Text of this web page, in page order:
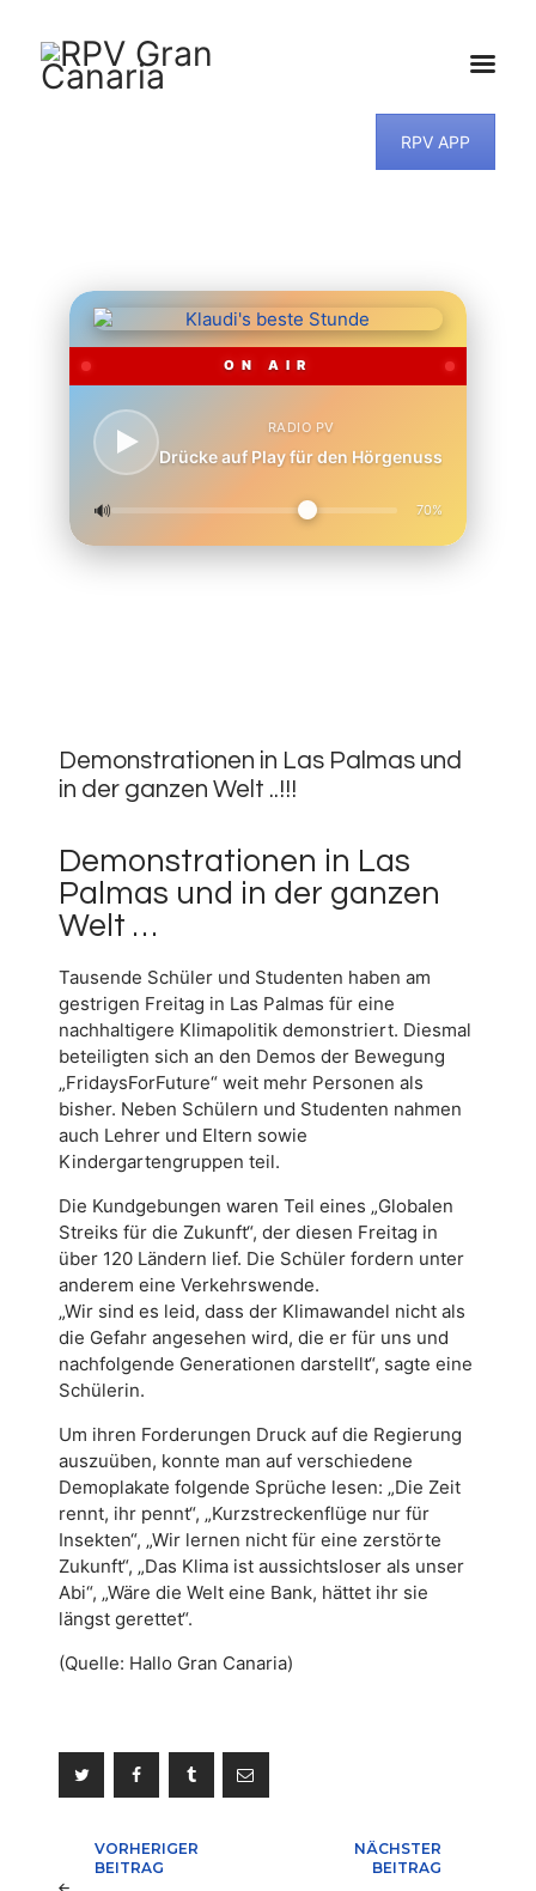
RPV APP
ON AIR
RADIO PV
Drücke auf Play für den Hörgenuss
🔊 70%
MUSIKWUNSCH
Demonstrationen in Las Palmas und
in der ganzen Welt ..!!!
Demonstrationen in Las
Palmas und in der ganzen
Welt …
Tausende Schüler und Studenten haben am
gestrigen Freitag in Las Palmas für eine
nachhaltigere Klimapolitik demonstriert. Diesmal
beteiligten sich an den Demos der Bewegung
„FridaysForFuture“ weit mehr Personen als
bisher. Neben Schülern und Studenten nahmen
auch Lehrer und Eltern sowie
Kindergartengruppen teil.
Die Kundgebungen waren Teil eines „Globalen
Streiks für die Zukunft“, der diesen Freitag in
über 120 Ländern lief. Die Schüler fordern unter
anderem eine Verkehrswende.
„Wir sind es leid, dass der Klimawandel nicht als
die Gefahr angesehen wird, die er für uns und
nachfolgende Generationen darstellt“, sagte eine
Schülerin.
Um ihren Forderungen Druck auf die Regierung
auszuüben, konnte man auf verschiedene
Demoplakate folgende Sprüche lesen: „Die Zeit
rennt, ihr pennt“, „Kurzstreckenflüge nur für
Insekten“, „Wir lernen nicht für eine zerstörte
Zukunft“, „Das Klima ist aussichtsloser als unser
Abi“, „Wäre die Welt eine Bank, hättet ihr sie
längst gerettet“.
(Quelle: Hallo Gran Canaria)
Beitragsnavigation
VORHERIGER
BEITRAG
NÄCHSTER
BEITRAG